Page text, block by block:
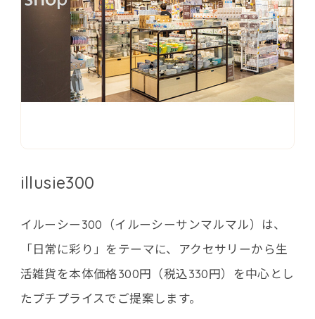
illusie300
イルーシー300（イルーシーサンマルマル）は、
「日常に彩り」をテーマに、アクセサリーから生
活雑貨を本体価格300円（税込330円）を中心とし
たプチプライスでご提案します。